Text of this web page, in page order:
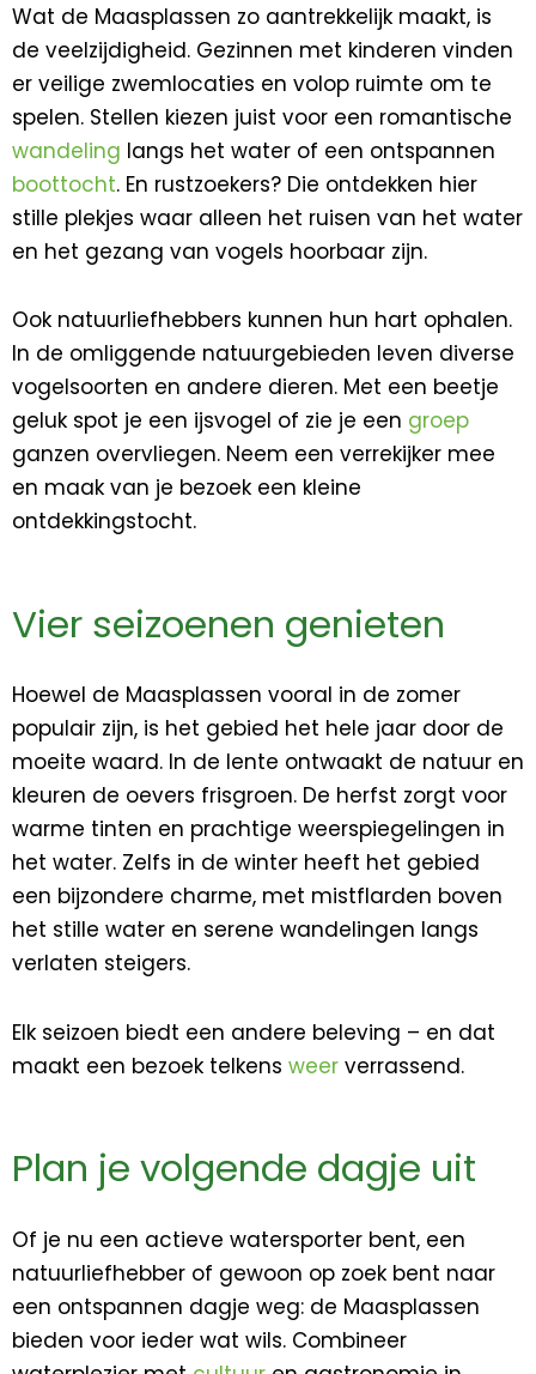
Wat de Maasplassen zo aantrekkelijk maakt, is
de veelzijdigheid. Gezinnen met kinderen vinden
er veilige zwemlocaties en volop ruimte om te
spelen. Stellen kiezen juist voor een romantische
wandeling langs het water of een ontspannen
boottocht. En rustzoekers? Die ontdekken hier
stille plekjes waar alleen het ruisen van het water
en het gezang van vogels hoorbaar zijn.
Ook natuurliefhebbers kunnen hun hart ophalen.
In de omliggende natuurgebieden leven diverse
vogelsoorten en andere dieren. Met een beetje
geluk spot je een ijsvogel of zie je een groep
ganzen overvliegen. Neem een verrekijker mee
en maak van je bezoek een kleine
ontdekkingstocht.
Vier seizoenen genieten
Hoewel de Maasplassen vooral in de zomer
populair zijn, is het gebied het hele jaar door de
moeite waard. In de lente ontwaakt de natuur en
kleuren de oevers frisgroen. De herfst zorgt voor
warme tinten en prachtige weerspiegelingen in
het water. Zelfs in de winter heeft het gebied
een bijzondere charme, met mistflarden boven
het stille water en serene wandelingen langs
verlaten steigers.
Elk seizoen biedt een andere beleving – en dat
maakt een bezoek telkens weer verrassend.
Plan je volgende dagje uit
Of je nu een actieve watersporter bent, een
natuurliefhebber of gewoon op zoek bent naar
een ontspannen dagje weg: de Maasplassen
bieden voor ieder wat wils. Combineer